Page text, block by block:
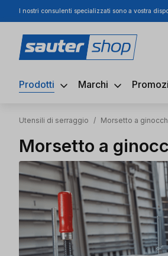
al contenuto principale
Salta alla ricerca
Passa alla navigazione
I nostri consulenti specializzati sono a vostra
Prodotti Marchi
Utensili di serraggio / Morsetto a
Morsetto a